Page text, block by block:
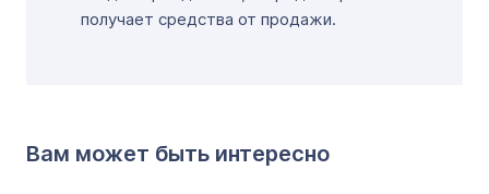
получает средства от продажи.
Вам может быть интересно